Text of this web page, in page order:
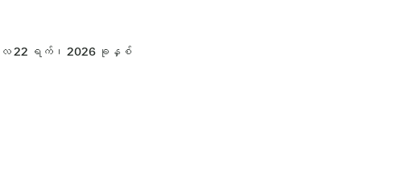
လ 22 ရက်၊ 2026 ခုနှစ်